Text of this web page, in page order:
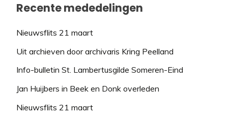
Recente mededelingen
Nieuwsflits 21 maart
Uit archieven door archivaris Kring Peelland
Info-bulletin St. Lambertusgilde Someren-Eind
Jan Huijbers in Beek en Donk overleden
Nieuwsflits 21 maart